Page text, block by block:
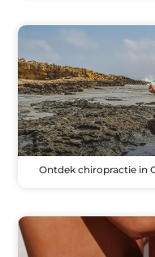
Ontdek chiropractie in